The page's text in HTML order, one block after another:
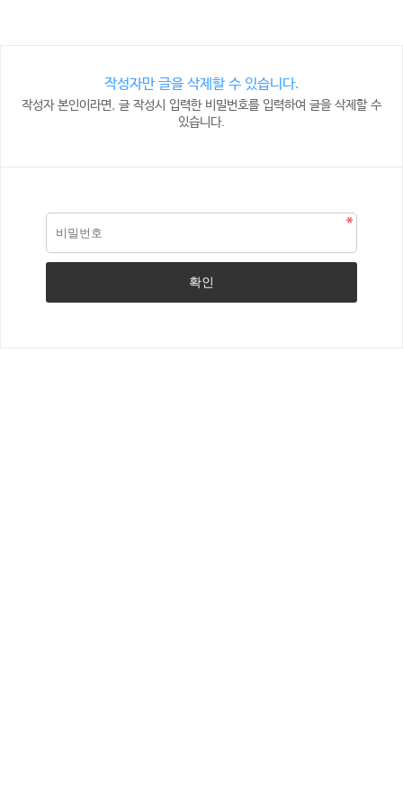
작성자만 글을 삭제할 수 있습니다.
작성자 본인이라면, 글 작성시 입력한 비밀번호를 입력하여 글을 삭제할 수
있습니다.